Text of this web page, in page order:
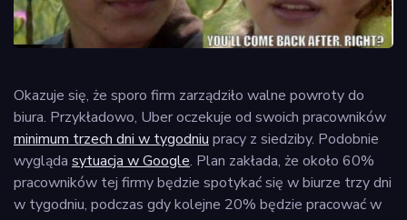
Okazuje się, że sporo firm zarządziło walne powroty do
biura. Przykładowo, Uber oczekuje od swoich pracowników
minimum trzech dni w tygodniu pracy z siedziby. Podobnie
wygląda sytuacja w Google. Plan zakłada, że około 60%
pracowników tej firmy będzie spotykać się w biurze trzy dni
w tygodniu, podczas gdy kolejne 20% będzie pracować w